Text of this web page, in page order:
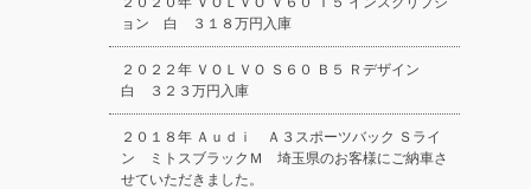
ョン 白 ３１８万円入庫
２０２２年 ＶＯＬＶＯ Ｓ６０ Ｂ５ Ｒデザイン
白 ３２３万円入庫
２０１８年 Ａｕｄｉ Ａ３スポーツバック Ｓライ
ン ミトスブラックＭ 埼玉県のお客様にご納車さ
せていただきました。